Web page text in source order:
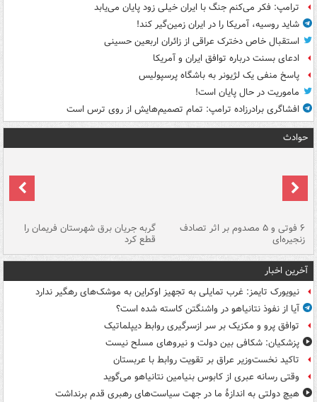
ترامپ: فکر می‌کنم جنگ با ایران خیلی زود پایان می‌یابد
شاید روسیه، آمریکا را در ایران زمین‌گیر کند!
استقبال خاص دخترک عراقی از زائران اربعین حسینی
ادعای بسنت درباره توافق ایران و آمریکا
پاسخ منفی یک لژیونر به باشگاه پرسپولیس
ماموریت در حال پایان است!
افشاگری برادرزاده ترامپ: تمام تصمیم‌هایش از روی ترس است
حوادث
۶ فوتی و ۵ مصدوم بر اثر تصادف
زنجیره‌ای
گربه جریان برق شهرستان فریمان را
قطع کرد
آخرین اخبار
نیویورک تایمز: غرب تمایلی به تجهیز اوکراین به موشک‌های رهگیر ندارد
آیا از نفوذ نتانیاهو در واشنگتن کاسته شده است؟
توافق پرو و مکزیک بر سر ازسرگیری روابط دیپلماتیک
پزشکیان: شکافی بین دولت و نیروهای مسلح نیست
تاکید نخست‌وزیر عراق بر تقویت روابط با عربستان
وقتی رسانه عبری از کابوس بنیامین نتانیاهو می‌گوید
هیچ دولتی به اندازۀ ما در جهت سیاست‌های رهبری قدم برنداشت